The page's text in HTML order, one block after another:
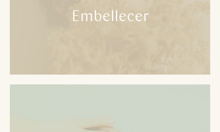
Embellecer